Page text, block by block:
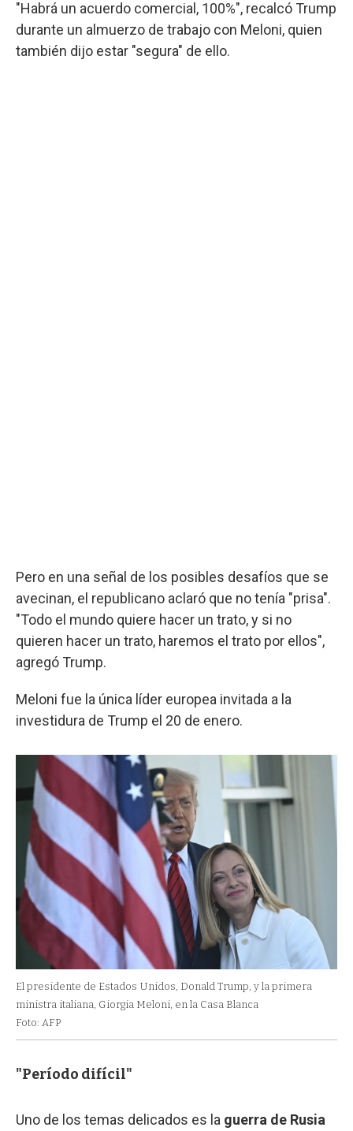
"Habrá un acuerdo comercial, 100%", recalcó Trump
durante un almuerzo de trabajo con Meloni, quien
también dijo estar "segura" de ello.
Pero en una señal de los posibles desafíos que se
avecinan, el republicano aclaró que no tenía "prisa".
"Todo el mundo quiere hacer un trato, y si no
quieren hacer un trato, haremos el trato por ellos",
agregó Trump.
Meloni fue la única líder europea invitada a la
investidura de Trump el 20 de enero.
El presidente de Estados Unidos, Donald Trump, y la primera
ministra italiana, Giorgia Meloni, en la Casa Blanca
Foto: AFP
"Período difícil"
Uno de los temas delicados es la guerra de Rusia